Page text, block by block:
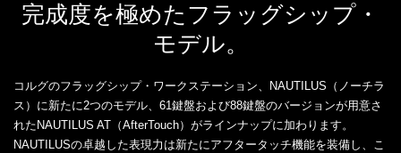
完成度を極めたフラッグシップ・
モデル。
コルグのフラッグシップ・ワークステーション、NAUTILUS（ノーチラ
ス）に新たに2つのモデル、61鍵盤および88鍵盤のバージョンが用意さ
れたNAUTILUS AT（AfterTouch）がラインナップに加わります。
NAUTILUSの卓越した表現力は新たにアフタータッチ機能を装備し、こ